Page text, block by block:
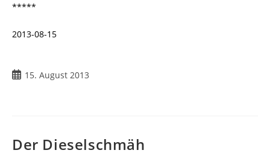
*****
2013-08-15
Beitrag15. August 2013
Der Dieselschmäh